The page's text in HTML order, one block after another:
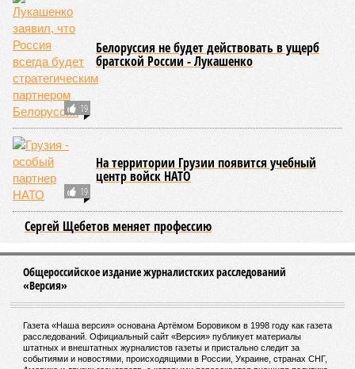
Согласно сколковской модели повреждение одних только
нейронов сокращает среднюю продолжительность жизни
до 194 лет, а повреждение клеток сердечной мышцы – до
208 лет. Эти результаты заставляют усомниться в мечтах
энтузиастов долголетия, таких как биохакер Брайан
Джонсон, который ежегодно тратит миллионы долларов на
попытки замедлить процесс старения и в конечном счёте
опередить саму смерть, иронизируют в New York Post.
Главная проблема и печаль в том, что не в одних только
мутациях дело.«Наше исследование показывает, что
соматические мутации вносят значительный вклад в
старение, но сами по себе они не могут объяснить
наблюдаемую смертность, –цитирует Medical Express
соавтора исследования
Дмитрия Крюкова
сотрудника Центра био- и медицинских технологий
Сколтеха и старшего научного сотрудника AIRI. –
означает, что другие механизмы старения, такие как
потеря протеостаза, митохондриальная дисфункция или
эпигенетические изменения, вносят сопоставимый вклад
в ограничение продолжительности жизни».
Впрочем, исключение соматических мутаций в любом